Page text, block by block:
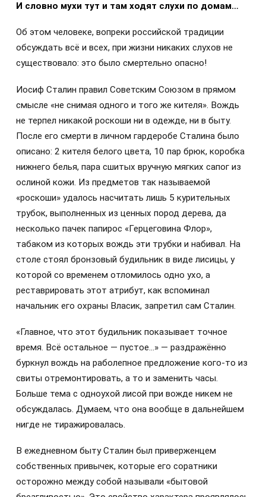
И словно мухи тут и там ходят слухи по домам…
Об этом человеке, вопреки российской традиции
обсуждать всё и всех, при жизни никаких слухов не
существовало: это было смертельно опасно!
Иосиф Сталин правил Советским Союзом в прямом
смысле «не снимая одного и того же кителя». Вождь
не терпел никакой роскоши ни в одежде, ни в быту.
После его смерти в личном гардеробе Сталина было
описано: 2 кителя белого цвета, 10 пар брюк, коробка
нижнего белья, пара сшитых вручную мягких сапог из
ослиной кожи. Из предметов так называемой
«роскоши» удалось насчитать лишь 5 курительных
трубок, выполненных из ценных пород дерева, да
несколько пачек папирос «Герцеговина Флор»,
табаком из которых вождь эти трубки и набивал. На
столе стоял бронзовый будильник в виде лисицы, у
которой со временем отломилось одно ухо, а
реставрировать этот атрибут, как вспоминал
начальник его охраны Власик, запретил сам Сталин.
«Главное, что этот будильник показывает точное
время. Всё остальное — пустое…» — раздражённо
буркнул вождь на раболепное предложение кого-то из
свиты отремонтировать, а то и заменить часы.
Больше тема с одноухой лисой при вожде никем не
обсуждалась. Думаем, что она вообще в дальнейшем
нигде не тиражировалась.
В ежедневном быту Сталин был приверженцем
собственных привычек, которые его соратники
осторожно между собой называли «бытовой